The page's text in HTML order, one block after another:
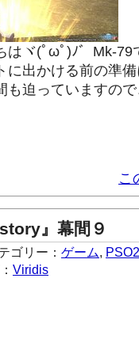
はヾ(ﾟωﾟ)ﾉ゛Mk-79
に出かける前の準
も迫っていますの
こ
』幕間９
ゴリー： ゲーム, PSO2
Viridis